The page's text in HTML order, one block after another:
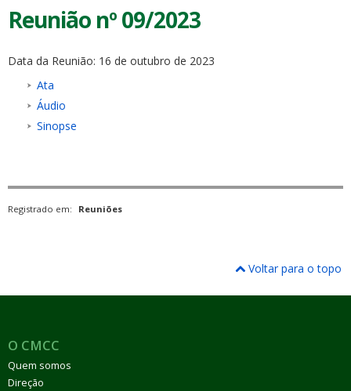
Reunião nº 09/2023
Data da Reunião: 16 de outubro de 2023
Ata
Áudio
Sinopse
Registrado em: Reuniões
Voltar para o topo
O CMCC
Quem somos
Direção